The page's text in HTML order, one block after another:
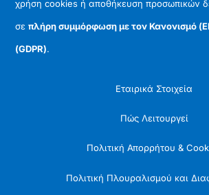
χρήση cookies ή αποθήκευση προσωπικών
σεπλήρη συμμόρφωση με τον Κανονισμό
(GDPR).
Εταιρικά Στοιχεία
Πώς Λειτουργεί
Πολιτική Απορρήτου &
Πολιτική Πλουραλισμού και